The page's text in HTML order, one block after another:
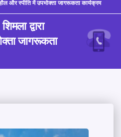
और स्पीति में उपभोक्ता जागरूकता कार्यक्रम
द्वारा
जागरूकता